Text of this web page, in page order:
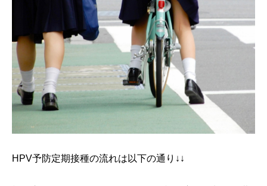
HPV予防定期接種の流れは以下の通り↓↓